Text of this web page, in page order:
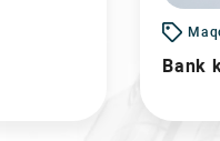
Bank